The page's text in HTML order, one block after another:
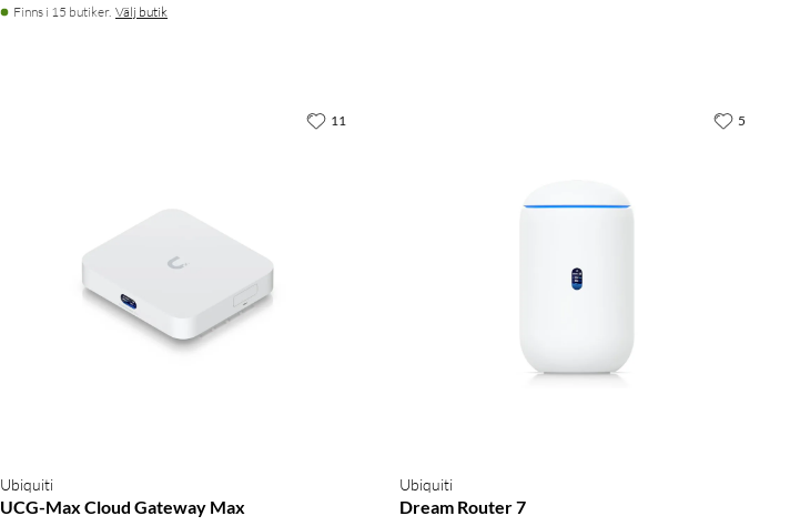
Finns i 15 butiker. Välj butik
Ubiquiti
UCG-Max Cloud Gateway Max
11
Ubiquiti
Dream Router 7
5